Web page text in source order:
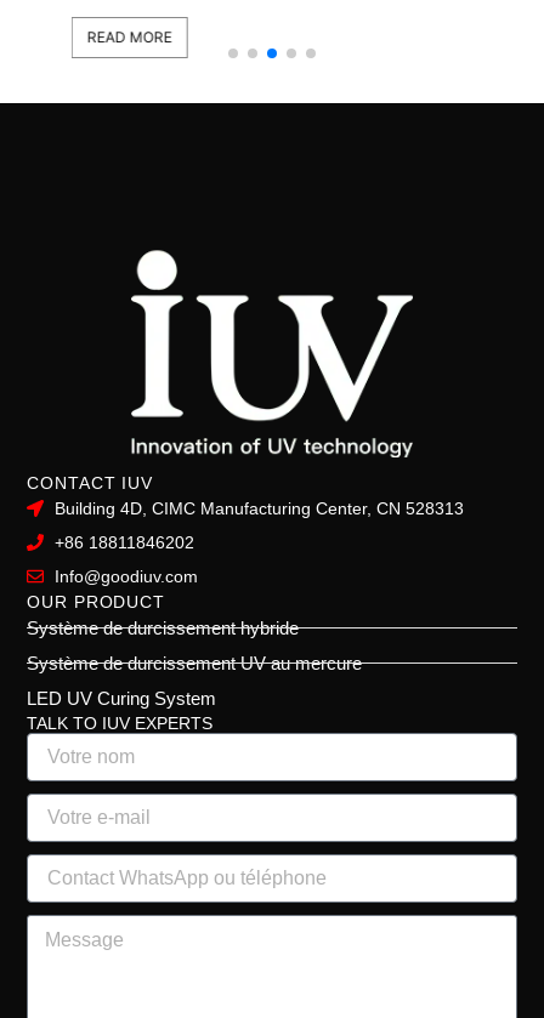
READ MORE
CONTACT IUV
Building 4D, CIMC Manufacturing Center, CN 528313
+86 18811846202
Info@goodiuv.com
OUR PRODUCT
Système de durcissement hybride
Système de durcissement UV au mercure
LED UV Curing System
TALK TO IUV EXPERTS